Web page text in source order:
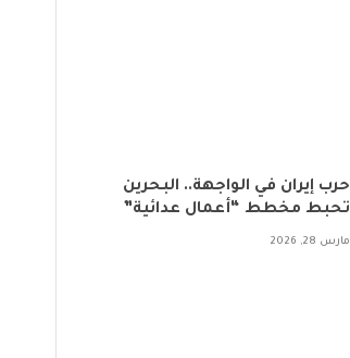
حرب إيران في الواجهة.. البحرين
تحبط مخطط “أعمال عدائية”
مارس 28, 2026